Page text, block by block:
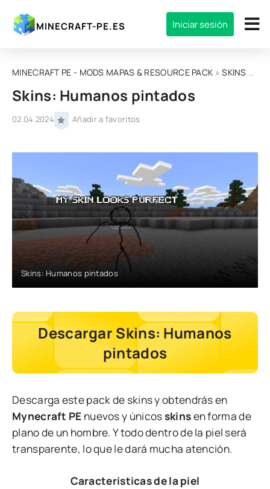
MINECRAFT-PE.ES Iniciar sesión
MINECRAFT PE - MODS MAPAS & RESOURCE PACK »SKINS
Skins: Humanos pintados
02.04.2024 Añadir a favoritos
Skins: Humanos pintados
Descargar Skins: Humanos
pintados
Descarga este pack de skins y obtendrás en
Mynecraft PE nuevos y únicosskinsen forma de
plano de un hombre. Y todo dentro de la piel será
transparente, lo que le dará mucha atención.
Características de la piel